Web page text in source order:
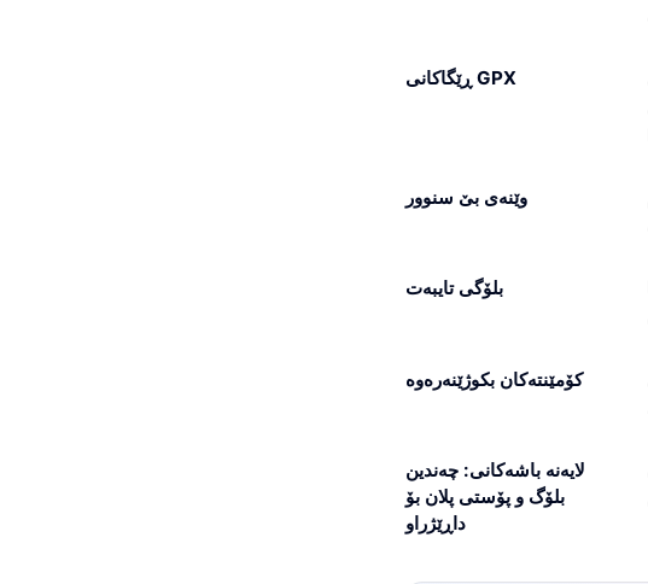
ڕێگاکانی GPX
وێنەی بێ سنوور
بلۆگی تایبەت
کۆمێنتەکان بکوژێنەرەوە
لایەنە باشەکانی: چەندین
بلۆگ و پۆستی پلان بۆ
داڕێژراو